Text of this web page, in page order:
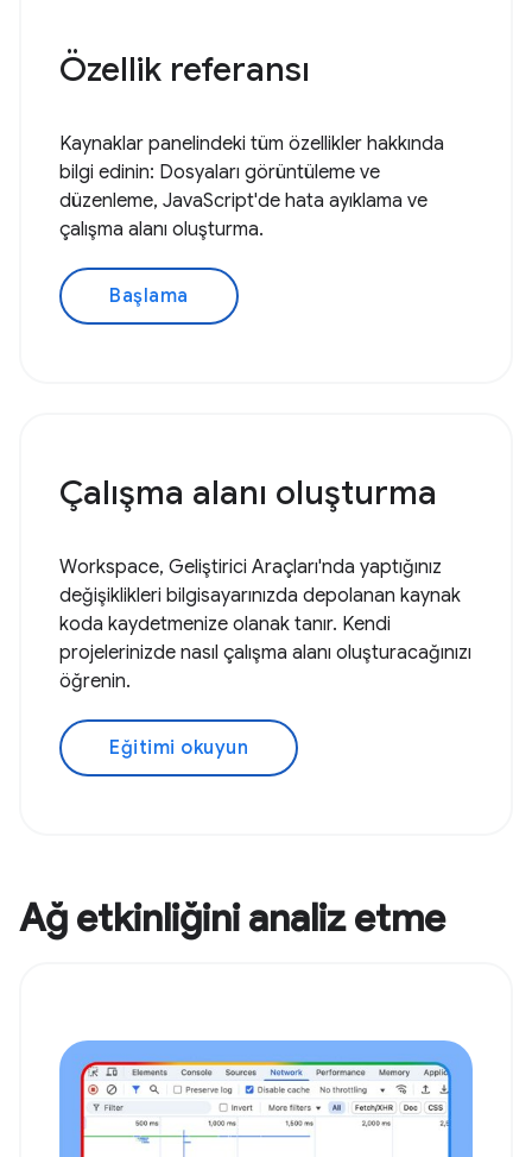
Özellik referansı
Kaynaklar panelindeki tüm özellikler hakkında
bilgi edinin: Dosyaları görüntüleme ve
düzenleme, JavaScript'de hata ayıklama ve
çalışma alanı oluşturma.
Başlama
Çalışma alanı oluşturma
Workspace, Geliştirici Araçları'nda yaptığınız
değişiklikleri bilgisayarınızda depolanan kaynak
koda kaydetmenize olanak tanır. Kendi
projelerinizde nasıl çalışma alanı oluşturacağınızı
öğrenin.
Eğitimi okuyun
Ağ etkinliğini analiz etme